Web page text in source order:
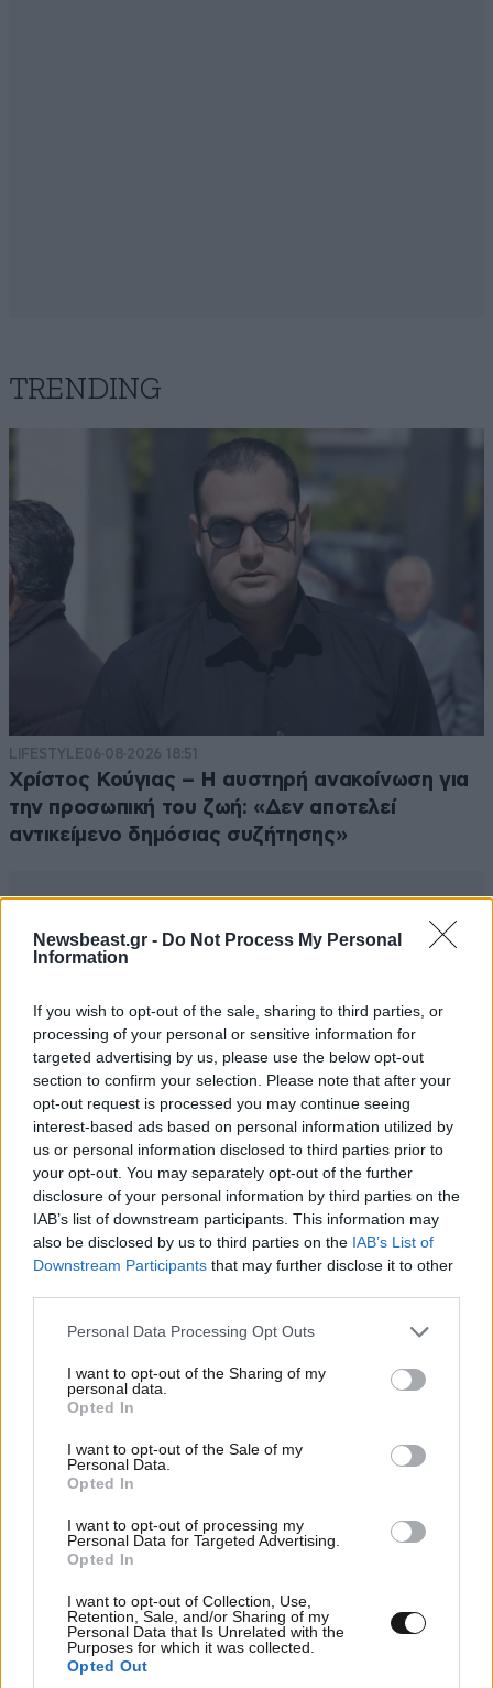
Newsbeast.gr - Do Not Process My Personal
Information
If you wish to opt-out of the sale, sharing to third parties, or
processing of your personal or sensitive information for
targeted advertising by us, please use the below opt-out
section to confirm your selection. Please note that after your
opt-out request is processed you may continue seeing
interest-based ads based on personal information utilized by
us or personal information disclosed to third parties prior to
your opt-out. You may separately opt-out of the further
disclosure of your personal information by third parties on the
IAB’s list of downstream participants. This information may
also be disclosed by us to third parties on the IAB’s List of
Downstream Participants that may further disclose it to other
Please note that this website/app uses one or more Google
not limited to your visit or usage behaviour. You may click to
grant or deny consent to Google and its third-party tags to
use your data for below specified purposes in below Google
consent section.
Personal Data Processing Opt Outs
I want to opt-out of the Sharing of my
personal data.
Opted In
I want to opt-out of the Sale of my
Personal Data.
Opted In
I want to opt-out of processing my
Personal Data for Targeted Advertising.
Opted In
I want to opt-out of Collection, Use,
Retention, Sale, and/or Sharing of my
Personal Data that Is Unrelated with the
Purposes for which it was collected.
Opted Out
TRENDING
LIFESTYLE06·08·2026 18:51
Χρίστος Κούγιας – Η αυστηρή ανακοίνωση για
την προσωπική του ζωή: «Δεν αποτελεί
αντικείμενο δημόσιας συζήτησης»